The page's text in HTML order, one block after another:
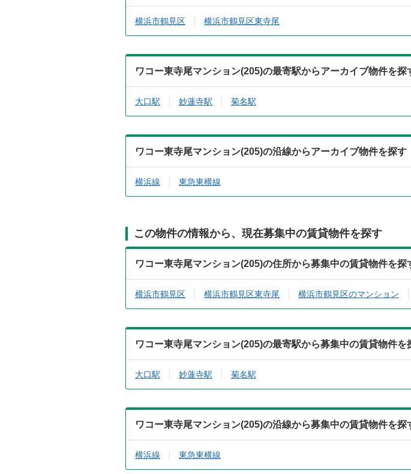
横浜市鶴見区 横浜市鶴見区東寺尾
ワコー東寺尾マンション(205)の最寄駅からアーカイブ物件を探
大口駅 妙蓮寺駅 菊名駅
ワコー東寺尾マンション(205)の沿線からアーカイブ物件を探す
横浜線 東急東横線
この物件の情報から、現在募集中の賃貸物件を探す
ワコー東寺尾マンション(205)の住所から募集中の賃貸物件を探
横浜市鶴見区 横浜市鶴見区東寺尾 横浜市鶴見区のマンション
ワコー東寺尾マンション(205)の最寄駅から募集中の賃貸物件を
大口駅 妙蓮寺駅 菊名駅
ワコー東寺尾マンション(205)の沿線から募集中の賃貸物件を探
横浜線 東急東横線